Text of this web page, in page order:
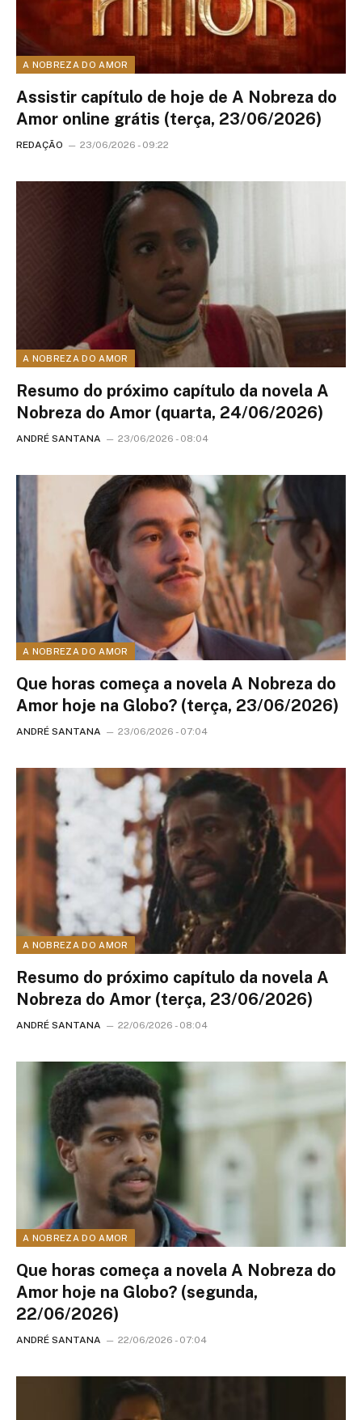
A NOBREZA DO AMOR
Assistir capítulo de hoje de A Nobreza do
Amor online grátis (terça, 23/06/2026)
REDAÇÃO 23/06/2026 - 09:22
A NOBREZA DO AMOR
Resumo do próximo capítulo da novela A
Nobreza do Amor (quarta, 24/06/2026)
ANDRÉ SANTANA 23/06/2026 - 08:04
A NOBREZA DO AMOR
Que horas começa a novela A Nobreza do
Amor hoje na Globo? (terça, 23/06/2026)
ANDRÉ SANTANA 23/06/2026 - 07:04
A NOBREZA DO AMOR
Resumo do próximo capítulo da novela A
Nobreza do Amor (terça, 23/06/2026)
ANDRÉ SANTANA 22/06/2026 - 08:04
A NOBREZA DO AMOR
Que horas começa a novela A Nobreza do
Amor hoje na Globo? (segunda,
22/06/2026)
ANDRÉ SANTANA 22/06/2026 - 07:04